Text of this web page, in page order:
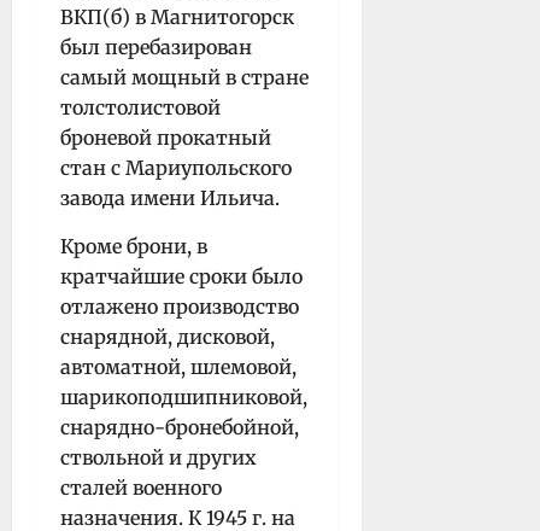
ВКП(б) в Магнитогорск
был перебазирован
самый мощный в стране
толстолистовой
броневой прокатный
стан с Мариупольского
завода имени Ильича.
Кроме брони, в
кратчайшие сроки было
отлажено производство
снарядной, дисковой,
автоматной, шлемовой,
шарикоподшипниковой,
снарядно-бронебойной,
ствольной и других
сталей военного
назначения. К 1945 г. на